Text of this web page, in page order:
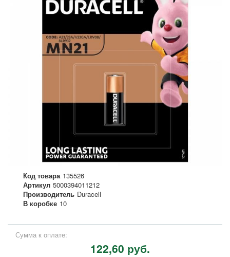
Код товара 135526
Артикул 5000394011212
Производитель Duracell
В коробке 10
Сумма к оплате:
122,60 руб.